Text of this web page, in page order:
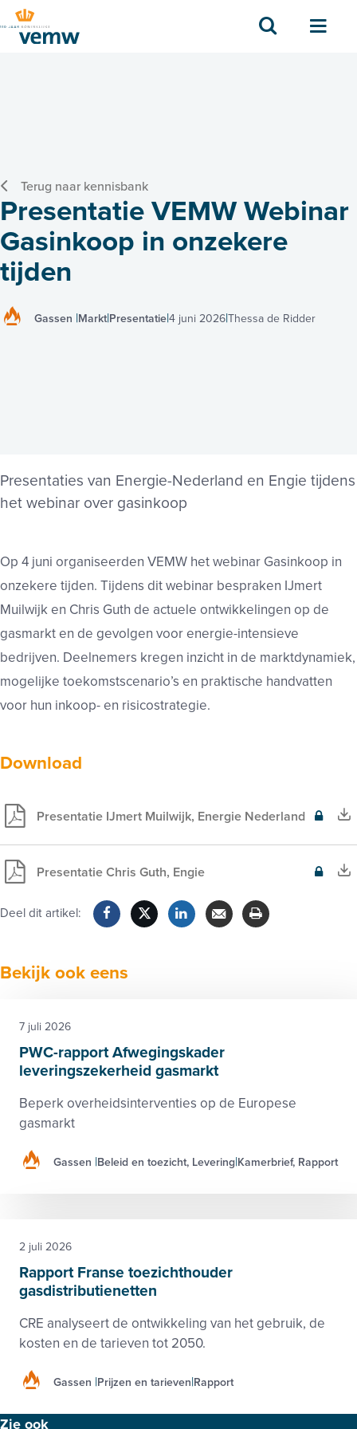
Zoek
Terug naar kennisbank
Presentatie VEMW Webinar
Gasinkoop in onzekere
tijden
Gassen Markt Presentatie 4 juni 2026 Thessa de Ridder
Presentaties van Energie-Nederland en Engie tijdens
het webinar over gasinkoop
Op 4 juni organiseerden VEMW het webinar Gasinkoop in
onzekere tijden. Tijdens dit webinar bespraken IJmert
Muilwijk en Chris Guth de actuele ontwikkelingen op de
gasmarkt en de gevolgen voor energie-intensieve
bedrijven. Deelnemers kregen inzicht in de marktdynamiek,
mogelijke toekomstscenario’s en praktische handvatten
voor hun inkoop- en risicostrategie.
Download
Presentatie IJmert Muilwijk, Energie Nederland
Exclusief
voor
leden
Presentatie Chris Guth, Engie
Exclusief
leden
Deel dit artikel:
Bekijk ook eens
PWC-rapport Afwegingskader
leveringszekerheid gasmarkt
Beperk overheidsinterventies op de Europese
gasmarkt
7 juli 2026
Gassen Beleid en toezicht, Levering Kamerbrief, Rapport
Rapport Franse toezichthouder
gasdistributienetten
CRE analyseert de ontwikkeling van het gebruik, de
kosten en de tarieven tot 2050.
2 juli 2026
Gassen Prijzen en tarieven Rapport
Footer
Zie ook